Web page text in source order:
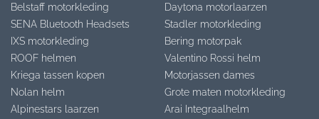
Belstaff motorkleding
SENA Bluetooth Headsets
IXS motorkleding
ROOF helmen
Kriega tassen kopen
Nolan helm
Alpinestars laarzen
Daytona motorlaarzen
Stadler motorkleding
Bering motorpak
Valentino Rossi helm
Motorjassen dames
Grote maten motorkleding
Arai Integraalhelm